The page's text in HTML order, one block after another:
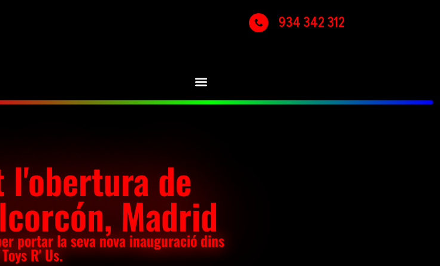
934 342 312
l'obertura de
Madrid
portar la seva nova inauguració dins
R' Us.